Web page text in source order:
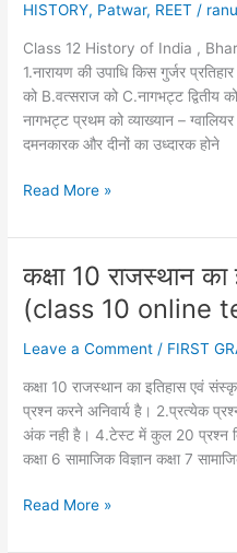
HISTORY, Patwar, REET /
Class 12 History of India ,
1.नारायण की उपाधि किस गुर्जर
को B.वत्सराज को C.नागभट्ट
नागभट्ट प्रथम को व्याख्यान –
दमनकारक और दीनों का उध्दारक होने
Class
History
India
:
का
इतिहास
Part
-1
Read More »
कक्षा 10 राजस्थान
(class 10 online
Leave a Comment / FIRST
कक्षा 10 राजस्थान का इतिहास एवं
प्रश्न करने अनिवार्य है। 2.प्रत्येक
अंक नही है। 4.टेस्ट में कुल 20 प्रश्न
कक्षा 6 सामाजिक विज्ञान कक्षा 7
कक्षा
Read More »